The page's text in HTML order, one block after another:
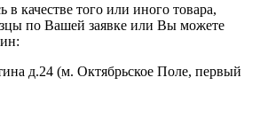
в качестве того или иного товара,
по Вашей заявке или Вы можете
д.24 (м. Октябрьское Поле, первый